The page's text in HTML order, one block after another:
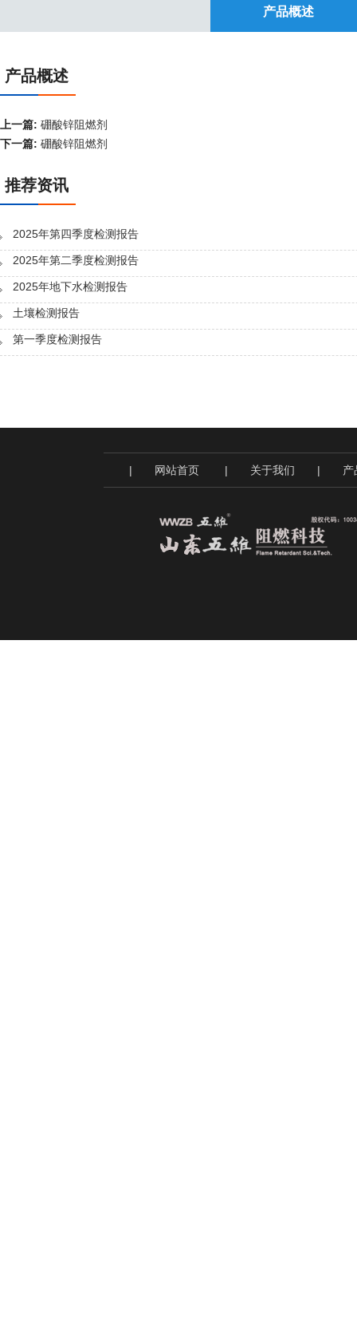
产品概述
产品概述
上一篇: 硼酸锌阻燃剂
下一篇: 硼酸锌阻燃剂
推荐资讯
2025年第四季度检测报告
2025年第二季度检测报告
2025年地下水检测报告
土壤检测报告
第一季度检测报告
| 网站首页 | 关于我们 | 产